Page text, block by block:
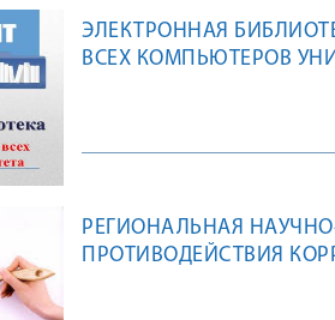
ЭЛЕКТРОННАЯ
ВСЕХ КОМПЬЮТЕРОВ
РЕГИОНАЛЬНАЯ
ПРОТИВОДЕЙСТВИЯ